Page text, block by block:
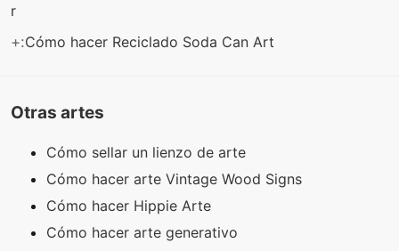
r
+:Cómo hacer Reciclado Soda Can Art
Otras artes
Cómo sellar un lienzo de arte
Cómo hacer arte Vintage Wood Signs
Cómo hacer Hippie Arte
Cómo hacer arte generativo